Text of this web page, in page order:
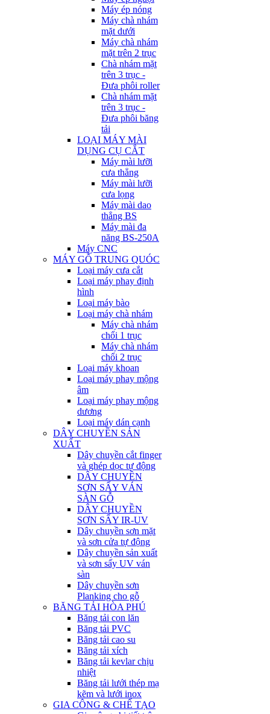
Máy ép nóng
Máy chà nhám
mặt dưới
Máy chà nhám
mặt trên 2 trục
Chà nhám mặt
trên 3 trục -
Đưa phôi roller
Chà nhám mặt
trên 3 trục -
Đưa phôi băng
tải
LOẠI MÁY MÀI
DỤNG CỤ CẮT
Máy mài lưỡi
cưa thẳng
Máy mài lưỡi
cưa lọng
Máy mài dao
thẳng BS
Máy mài đa
năng BS-250A
Máy CNC
MÁY GỖ TRUNG QUÓC
Loại máy cưa cắt
Loại máy phay định
hình
Loại máy bào
Loại máy chà nhám
Máy chà nhám
chổi 1 trục
Máy chà nhám
chổi 2 trục
Loại máy khoan
Loại máy phay mộng
âm
Loại máy phay mộng
dương
Loại máy dán cạnh
DÂY CHUYỀN SẢN
XUẤT
Dây chuyền cắt finger
và ghép dọc tự động
DÂY CHUYỀN
SƠN SẤY VÁN
SÀN GỖ
DÂY CHUYỀN
SƠN SẤY IR-UV
Dây chuyền sơn mặt
và sơn cửa tự động
Dây chuyền sản xuất
và sơn sấy UV ván
sàn
Dây chuyền sơn
Planking cho gỗ
BĂNG TẢI HÒA PHÚ
Băng tải con lăn
Băng tải PVC
Băng tải cao su
Băng tải xích
Băng tải kevlar chịu
nhiệt
Băng tải lưới thép mạ
kẽm và lưới inox
GIA CÔNG & CHẾ TẠO